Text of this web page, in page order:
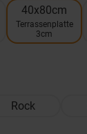
40x80cm
Terrassenplatte
3cm
Rock